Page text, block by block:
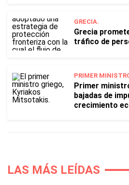
GRECIA.
Grecia
tráfico de
PRIMER
Primer
bajadas de
crecimiento
LAS MÁS LEÍDAS